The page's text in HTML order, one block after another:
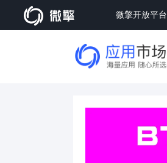
微擎开放平台